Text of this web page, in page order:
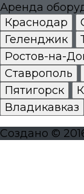
Аренда
Краснодар
Геленджик
Ростов-на-
Ставрополь
Пятигорск
Владикавказ
Создано ©